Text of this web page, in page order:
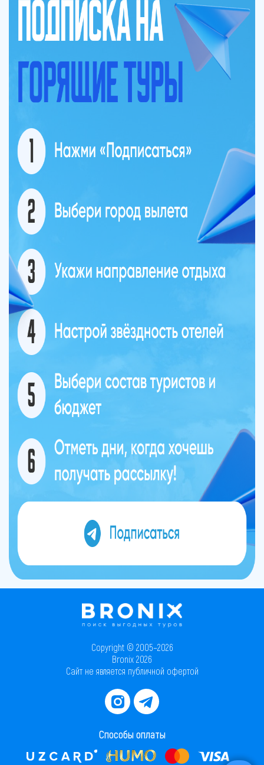
Copyright © 2005–2026
Bronix 2026
Сайт не является публичной офертой
Способы оплаты